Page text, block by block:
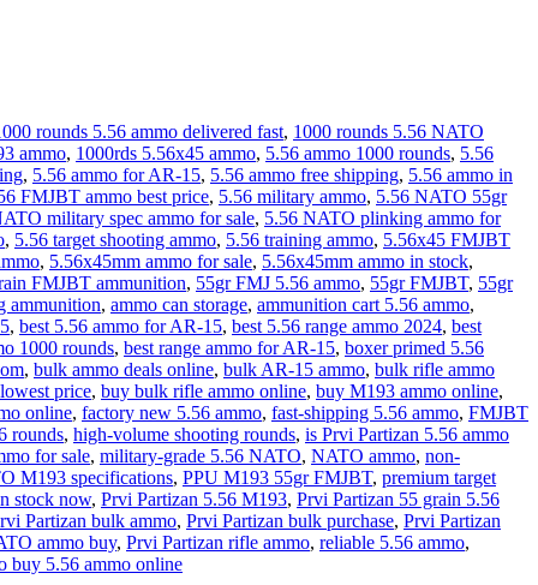
rounds 5.56 ammo delivered fast, 1000 rounds 5.56 NATO
ammo, 1000rds 5.56x45 ammo, 5.56 ammo 1000 rounds, 5.56
, 5.56 ammo for AR-15, 5.56 ammo free shipping, 5.56 ammo in
FMJBT ammo best price, 5.56 military ammo, 5.56 NATO 55gr
military spec ammo for sale, 5.56 NATO plinking ammo for
, 5.56 target shooting ammo, 5.56 training ammo, 5.56x45 FMJBT
, 5.56x45mm ammo for sale, 5.56x45mm ammo in stock,
FMJBT ammunition, 55gr FMJ 5.56 ammo, 55gr FMJBT, 55gr
ammunition, ammo can storage, ammunition cart 5.56 ammo,
, best 5.56 ammo for AR-15, best 5.56 range ammo 2024, best
1000 rounds, best range ammo for AR-15, boxer primed 5.56
, bulk ammo deals online, bulk AR-15 ammo, bulk rifle ammo
price, buy bulk rifle ammo online, buy M193 ammo online,
online, factory new 5.56 ammo, fast-shipping 5.56 ammo, FMJBT
rounds, high-volume shooting rounds, is Prvi Partizan 5.56 ammo
for sale, military-grade 5.56 NATO, NATO ammo, non-
M193 specifications, PPU M193 55gr FMJBT, premium target
stock now, Prvi Partizan 5.56 M193, Prvi Partizan 55 grain 5.56
Partizan bulk ammo, Prvi Partizan bulk purchase, Prvi Partizan
ammo buy, Prvi Partizan rifle ammo, reliable 5.56 ammo,
buy 5.56 ammo online